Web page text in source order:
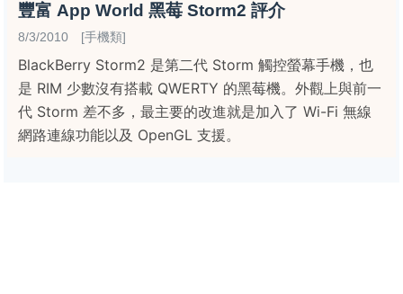
豐富 App World 黑莓 Storm2 評介
8/3/2010 [手機類]
BlackBerry Storm2 是第二代 Storm 觸控螢幕手機，也
是 RIM 少數沒有搭載 QWERTY 的黑莓機。外觀上與前一
代 Storm 差不多，最主要的改進就是加入了 Wi-Fi 無線
網路連線功能以及 OpenGL 支援。